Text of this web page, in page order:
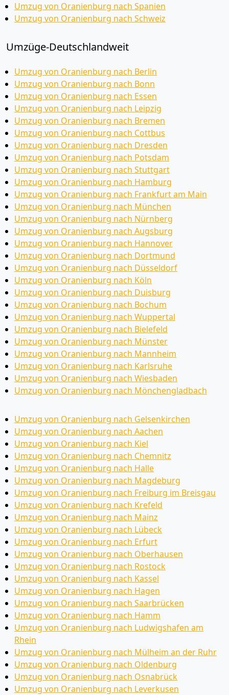
Umzug von Oranienburg nach Spanien
Umzug von Oranienburg nach Schweiz
Umzüge-Deutschlandweit
Umzug von Oranienburg nach Berlin
Umzug von Oranienburg nach Bonn
Umzug von Oranienburg nach Essen
Umzug von Oranienburg nach Leipzig
Umzug von Oranienburg nach Bremen
Umzug von Oranienburg nach Cottbus
Umzug von Oranienburg nach Dresden
Umzug von Oranienburg nach Potsdam
Umzug von Oranienburg nach Stuttgart
Umzug von Oranienburg nach Hamburg
Umzug von Oranienburg nach Frankfurt am Main
Umzug von Oranienburg nach München
Umzug von Oranienburg nach Nürnberg
Umzug von Oranienburg nach Augsburg
Umzug von Oranienburg nach Hannover
Umzug von Oranienburg nach Dortmund
Umzug von Oranienburg nach Düsseldorf
Umzug von Oranienburg nach Köln
Umzug von Oranienburg nach Duisburg
Umzug von Oranienburg nach Bochum
Umzug von Oranienburg nach Wuppertal
Umzug von Oranienburg nach Bielefeld
Umzug von Oranienburg nach Münster
Umzug von Oranienburg nach Mannheim
Umzug von Oranienburg nach Karlsruhe
Umzug von Oranienburg nach Wiesbaden
Umzug von Oranienburg nach Mönchen­gladbach
Umzug von Oranienburg nach Gelsenkirchen
Umzug von Oranienburg nach Aachen
Umzug von Oranienburg nach Kiel
Umzug von Oranienburg nach Chemnitz
Umzug von Oranienburg nach Halle
Umzug von Oranienburg nach Magdeburg
Umzug von Oranienburg nach Freiburg im Breisgau
Umzug von Oranienburg nach Krefeld
Umzug von Oranienburg nach Mainz
Umzug von Oranienburg nach Lübeck
Umzug von Oranienburg nach Erfurt
Umzug von Oranienburg nach Oberhausen
Umzug von Oranienburg nach Rostock
Umzug von Oranienburg nach Kassel
Umzug von Oranienburg nach Hagen
Umzug von Oranienburg nach Saarbrücken
Umzug von Oranienburg nach Hamm
Umzug von Oranienburg nach Ludwigshafen am
Rhein
Umzug von Oranienburg nach Mülheim an der Ruhr
Umzug von Oranienburg nach Oldenburg
Umzug von Oranienburg nach Osnabrück
Umzug von Oranienburg nach Leverkusen